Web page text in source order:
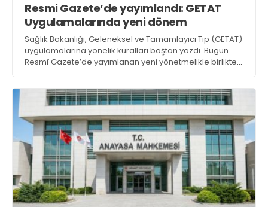
Resmi Gazete’de yayımlandı: GETAT
Uygulamalarında yeni dönem
Sağlık Bakanlığı, Geleneksel ve Tamamlayıcı Tıp (GETAT)
uygulamalarına yönelik kuralları baştan yazdı. Bugün
Resmî Gazete’de yayımlanan yeni yönetmelikle birlikte,
GÖZ HASTALIKLARI
SAĞLIK
GASTROENTEROLOJİ
ÇOCUK SAĞLIĞI VE HASTALIKLARI
GENEL CERRAHİ
SENDİKALAR
GÖGÜS HASTALIKLARI
DERMATOLOJİ
ENDOKRİNOLOJİ
NÖROLOJİ
ORTOPEDİ VE TRAVMATOLOJİ
Web TV Galeri Yazarlar
sagliktabugun@gmail.com